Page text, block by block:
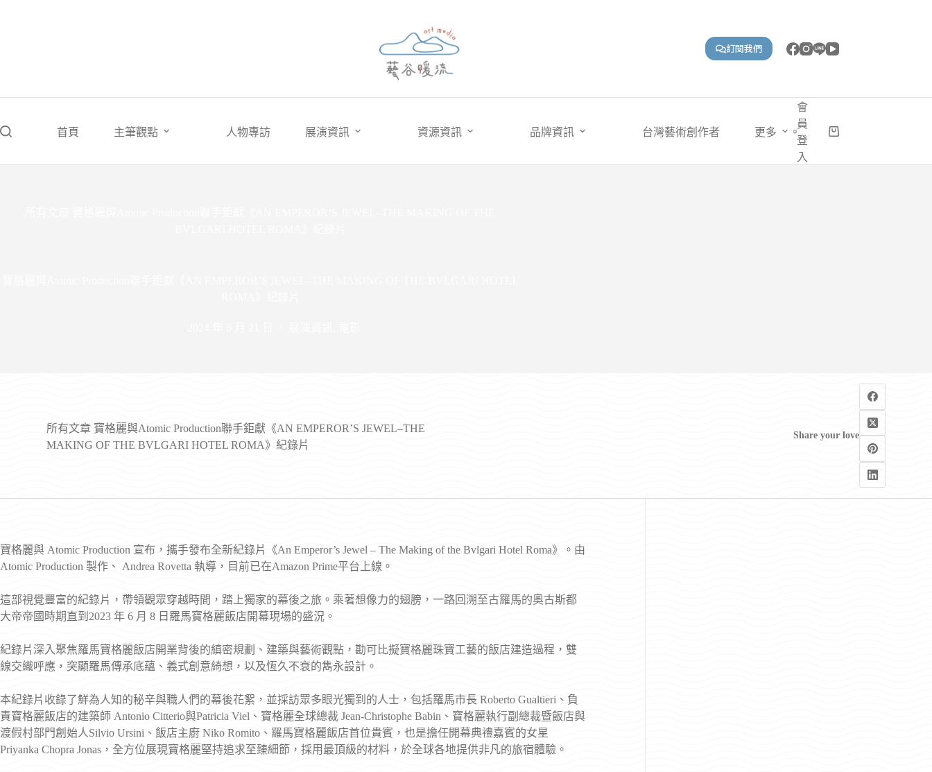
訂閱我們
首頁 主筆觀點 人物專訪 展演資訊 資源資訊 品牌資訊 台灣藝術創作者 更多
會
員
登
入
購
所有文章 寶格麗與Atomic Production聯手鉅獻《AN EMPEROR’S JEWEL–THE
MAKING OF THE BVLGARI HOTEL ROMA》紀錄片
Share your love
寶格麗與 Atomic Production 宣布，攜手發布全新紀錄片《An Emperor’s Jewel – The Making of the Bvlgari Hotel Roma》。由
Atomic Production 製作、 Andrea Rovetta 執導，目前已在Amazon Prime平台上線。
這部視覺豐富的紀錄片，帶領觀眾穿越時間，踏上獨家的幕後之旅。乘著想像力的翅膀，一路回溯至古羅馬的奧古斯都
大帝帝國時期直到2023 年 6 月 8 日羅馬寶格麗飯店開幕現場的盛況。
紀錄片深入聚焦羅馬寶格麗飯店開業背後的縝密規劃、建築與藝術觀點，勘可比擬寶格麗珠寶工藝的飯店建造過程，雙
線交織呼應，突顯羅馬傳承底蘊、義式創意綺想，以及恆久不衰的雋永設計。
本紀錄片收錄了鮮為人知的秘辛與職人們的幕後花絮，並採訪眾多眼光獨到的人士，包括羅馬市長 Roberto Gualtieri、負
責寶格麗飯店的建築師 Antonio Citterio與Patricia Viel、寶格麗全球總裁 Jean-Christophe Babin、寶格麗執行副總裁暨飯店與
渡假村部門創始人Silvio Ursini、飯店主廚 Niko Romito、羅馬寶格麗飯店首位貴賓，也是擔任開幕典禮嘉賓的女星
Priyanka Chopra Jonas，全方位展現寶格麗堅持追求至臻細節，採用最頂級的材料，於全球各地提供非凡的旅宿體驗。